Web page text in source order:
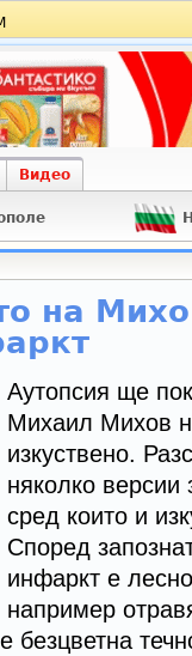
Видео
на
Аутопсия ще
Михаил Михов
изкуствено.
няколко версии
сред които и
Според
инфаркт е
например
безцветна